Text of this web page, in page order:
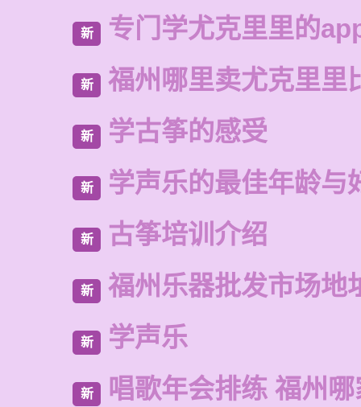
新 专门学尤克里里的
新 福州哪里卖尤克里里
新 学古筝的感受
新 学声乐的最佳年龄与
新 古筝培训介绍
新 福州乐器批发市场地
新 学声乐
新 唱歌年会排练 福州